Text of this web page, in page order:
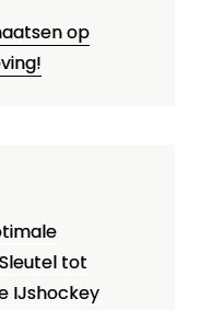
op
tot
IJshockey